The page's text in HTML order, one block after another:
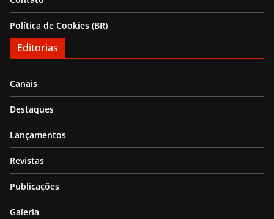
Política de Cookies (BR)
Editorias
Canais
Destaques
Lançamentos
Revistas
Publicações
Galeria